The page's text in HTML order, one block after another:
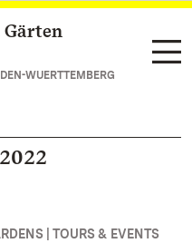
Gärten
WUERTTEMBERG
| TOURS & EVENTS